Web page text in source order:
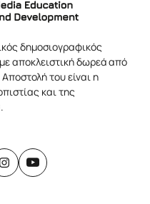
δημοσιογραφικός
αποκλειστική δωρεά από
του είναι η
και της